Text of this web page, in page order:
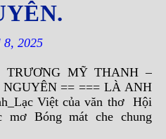
2025
== === LÀ ANH
Việt của văn thơ Hội
mơ Bóng mát che chung